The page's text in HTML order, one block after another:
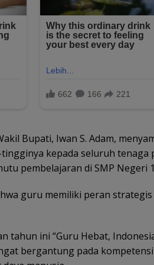
Bupati, Iwan S. Adam,
kepada seluruh
pembelajaran di SMP Negeri
guru memiliki peran
tahun ini “Guru Hebat,
bergantung pada